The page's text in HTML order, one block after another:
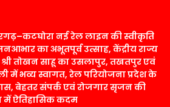
नई रेल लाइन की स्वीकृति
का अभूतपूर्व उत्साह, केंद्रीय राज्य
श्री तोखन साहू का उसलापुर, तखतपुर एवं
में भव्य स्वागत, रेल परियोजना प्रदेश के
बेहतर संपर्क एवं रोजगार सृजन की
में ऐतिहासिक कदम